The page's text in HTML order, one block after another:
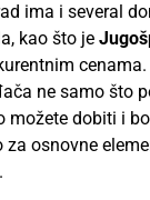
ima i several
kao što je
ne samo što
možete dobiti i
za osnovne